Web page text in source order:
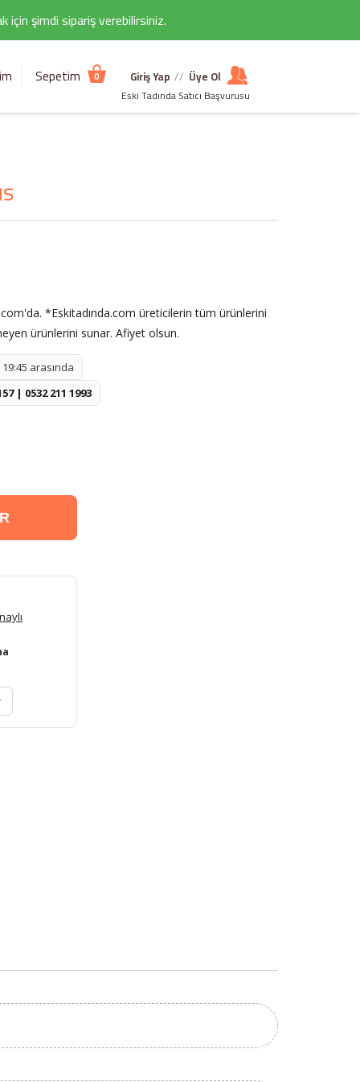
için şimdi sipariş verebilirsiniz.
Sepetim 0 Giriş Yap // Üye Ol
Eski Tadında Satıcı Başvurusu
*Eskitadında.com üreticilerin tüm ürünlerini
ürünlerini sunar. Afiyet olsun.
19:45 arasında
| 0532 211 1993